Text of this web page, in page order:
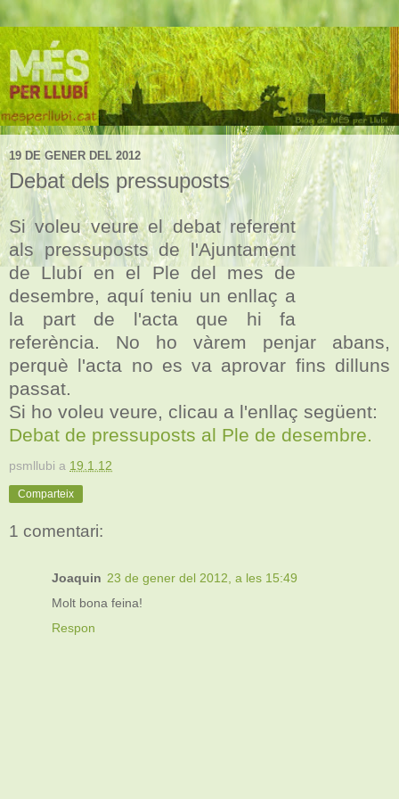
19 DE GENER DEL 2012
Debat dels pressuposts
Si voleu veure el debat referent
als pressuposts de l'Ajuntament
de Llubí en el Ple del mes de
desembre, aquí teniu un enllaç a
la part de l'acta que hi fa
referència. No ho vàrem penjar abans,
perquè l'acta no es va aprovar fins dilluns
passat.
Si ho voleu veure, clicau a l'enllaç següent:
Debat de pressuposts al Ple de desembre.
psmllubi a 19.1.12
Comparteix
1 comentari:
Joaquin 23 de gener del 2012, a les 15:49
Molt bona feina!
Respon